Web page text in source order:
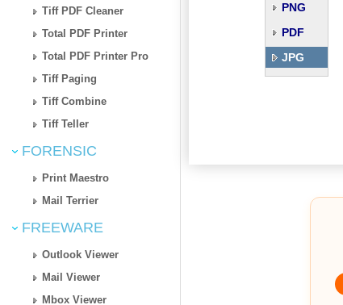
Tiff PDF Cleaner
Total PDF Printer
Total PDF Printer Pro
Tiff Paging
Tiff Combine
Tiff Teller
FORENSIC
Print Maestro
Mail Terrier
FREEWARE
Outlook Viewer
Mail Viewer
Mbox Viewer
PNG
PDF
JPG